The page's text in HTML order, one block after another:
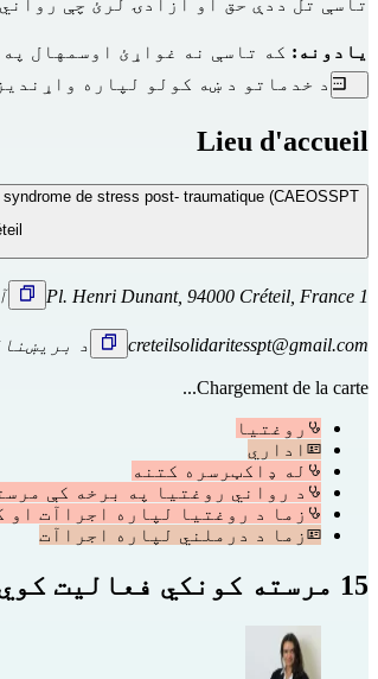
تاسې تل ددې حق او ازادۍ لرئ چې
یادونه: که تاسې نه غواړئ اوسمهال
د خدماتو د ښه کولو لپاره
Lieu d'accueil
de stress post- traumatique (CAEOSSPT)
1 Pl. Henri Dunant, 94000 Créteil, France
creteilsolidaritesspt@gmail.com د
Chargement de la carte...
روغتیا
اداري
له ډاکټرسره کتنه
د رواني روغتیا په برخه کې
زما د روغتیا لپاره اجراآت او
زما د درملني لپاره اجراآت
15 مرسته کونکي فعالیت کوي